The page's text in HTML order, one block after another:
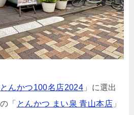
とんかつ100名店2024 」に選出
「 とんかつ まい泉 青山本店 」